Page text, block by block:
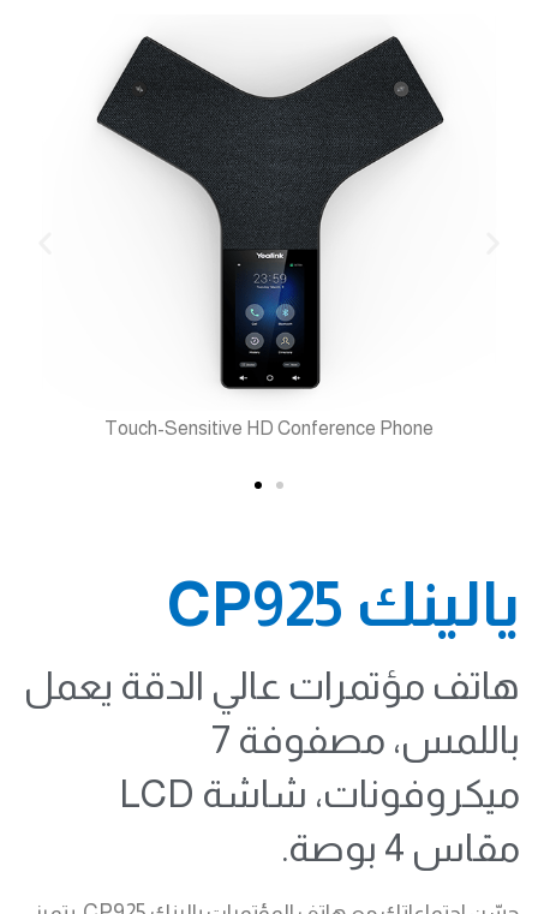
يالينك CP925
هاتف مؤتمرات عالي الدقة يعمل
باللمس، مصفوفة 7
ميكروفونات، شاشة LCD
مقاس 4 بوصة.